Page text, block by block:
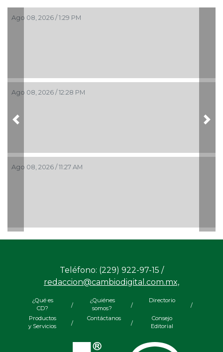
Ago 08, 2026 / 1:29 PM
Ago 08, 2026 / 12:28 PM
Ago 08, 2026 / 11:27 AM
Previous
Teléfono: (229) 922-97-15 /
redaccion@cambiodigital.com.mx,
¿Qué es
CD?
/
¿Quiénes
somos?
/
Directorio
/
Productos
y Servicios
/
Contáctanos
/
Consejo
Editorial